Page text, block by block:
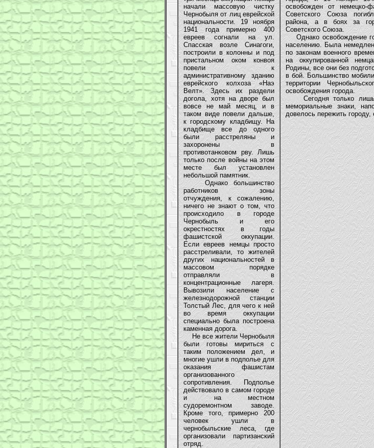
начали массовую чистку
Чернобыля от лиц еврейской
национальности. 19 ноября
1941 года примерно 400
евреев согнали на ул.
Спасская возле Синагоги,
построили в колонны и под
пристальном оком конвоя
повели к
административному зданию
еврейского колхоза «Наэ
Велт». Здесь их раздели
догола, хотя на дворе был
вовсе не май месяц, и в
таком виде повели дальше,
к городскому кладбищу. На
кладбище все до одного
были расстреляны и
захоронены в
противотанковом рву. Лишь
только после войны на этом
месте был установлен
небольшой памятник.
Однако большинство
работников зоны
отчуждения, к сожалению,
ничего не знают о том, что
происходило в городе
Чернобыль и его
окрестностях в годы
фашистской оккупации.
Если евреев немцы просто
расстреливали, то жителей
других национальностей в
массовом порядке
отправляли в
концентрационные лагеря.
Вывозили население с
железнодорожной станции
Толстый Лес, для чего к ней
во время оккупации
специально была построена
каменная дорога.
Не все жители Чернобыля
были готовы мириться с
таким положением дел, и
многие ушли в подполье для
оказания фашистам
организованного
сопротивления. Подполье
действовало в самом городе
и на местном
судоремонтном заводе.
Кроме того, примерно 200
человек ушли в
чернобыльские леса, где
организовали партизанский
отряд.
освобожден от немецко-
Советского Союза
района, а в боях за
Советского Союза.
Однако освобождение
населению. Была
по законам военного
на оккупированной
Родины, все они без
в бой. Большинство
территории
освобождения города.
Сегодня только лишь
мемориальные знаки,
довелось пережить